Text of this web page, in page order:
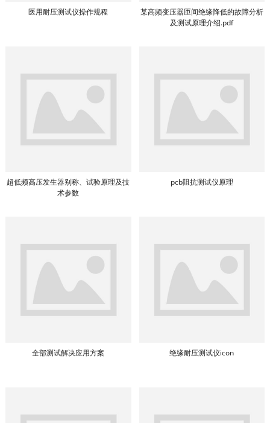
医用耐压测试仪操作规程
某高频变压器匝间绝缘降低的故障分析
及测试原理介绍.pdf
超低频高压发生器别称、试验原理及技
术参数
pcb阻抗测试仪原理
全部测试解决应用方案 绝缘耐压测试仪icon